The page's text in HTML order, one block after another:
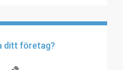
ditt företag?